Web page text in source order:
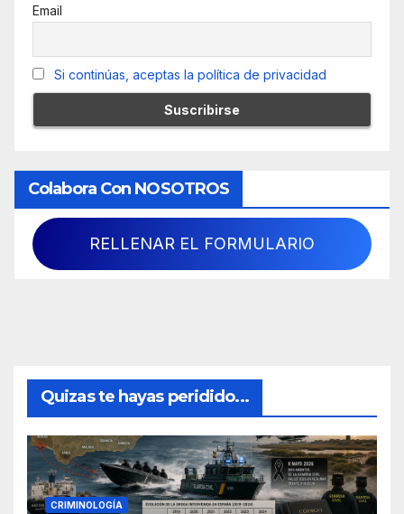
Email
Si continúas, aceptas la política de privacidad
Colabora Con NOSOTROS
RELLENAR EL FORMULARIO
Quizas te hayas peridido...
CRIMINOLOGÍA